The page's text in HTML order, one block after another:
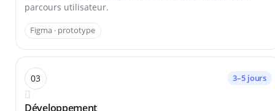
parcours utilisateur.
Figma · prototype
03 3–5 jours
Développement